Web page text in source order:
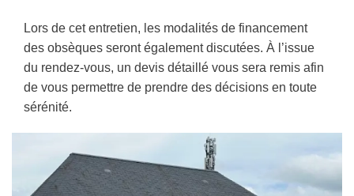
Lors de cet entretien, les modalités de financement
des obsèques seront également discutées. À l’issue
du rendez-vous, un devis détaillé vous sera remis afin
de vous permettre de prendre des décisions en toute
sérénité.